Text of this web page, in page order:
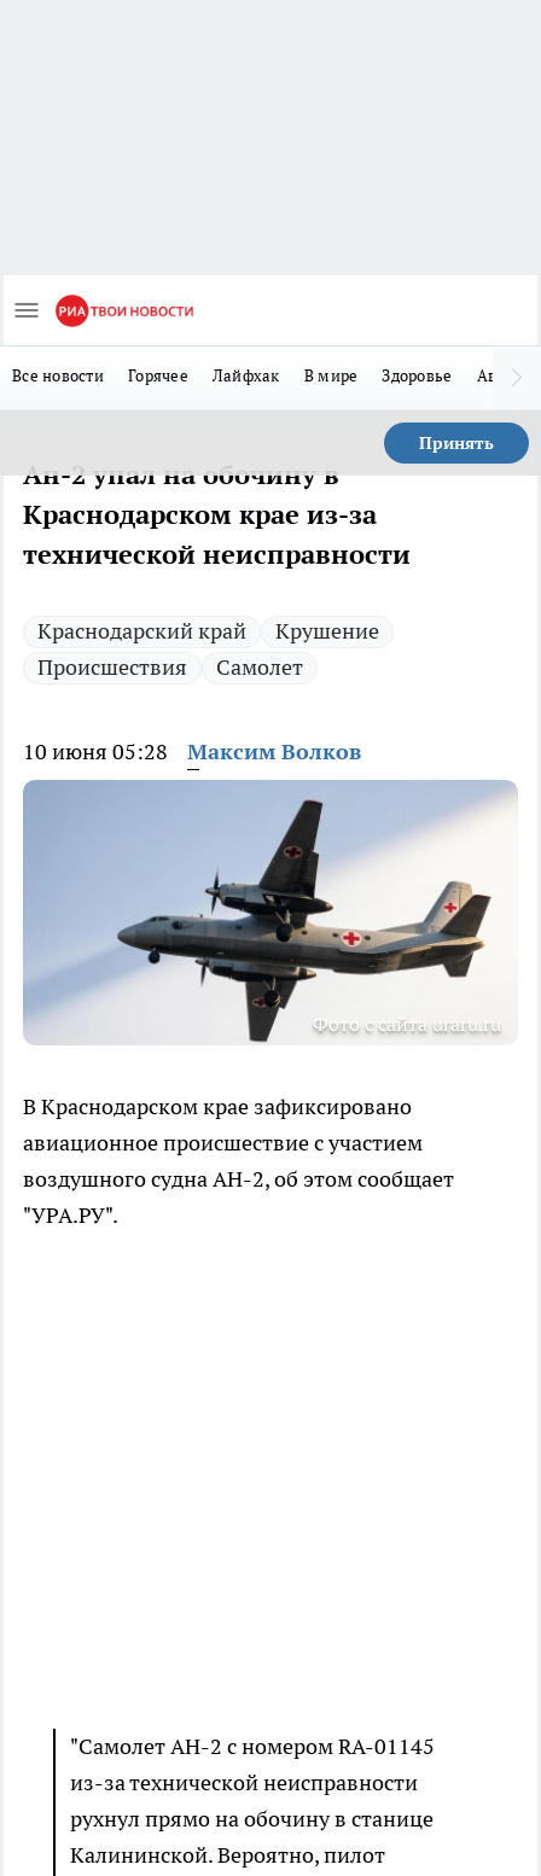
Все новости Горячее Лайфхак В мире Здоровье Авто
Принять
Ан-2 упал на обочину в
Краснодарском крае из-за
технической неисправности
Краснодарский край
Крушение
Происшествия
Самолет
10 июня 05:28 Максим Волков
Фото с сайта uraru.ru
В Краснодарском крае зафиксировано
авиационное происшествие с участием
воздушного судна АН-2, об этом сообщает
"УРА.РУ".
"Самолет АН-2 с номером RA-01145
из-за технической неисправности
рухнул прямо на обочину в станице
Калининской. Вероятно, пилот